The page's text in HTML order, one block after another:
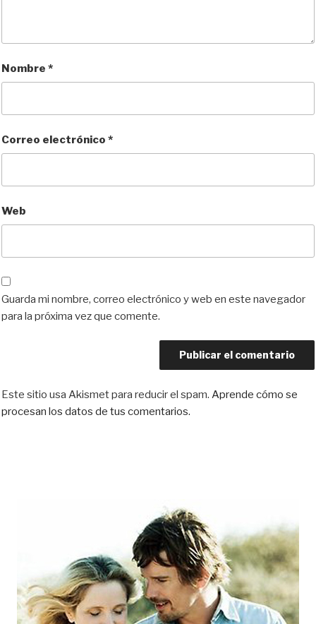
Nombre *
Correo electrónico *
Web
Guarda mi nombre, correo electrónico y web en este navegador
para la próxima vez que comente.
Este sitio usa Akismet para reducir el spam. Aprende cómo se
procesan los datos de tus comentarios.